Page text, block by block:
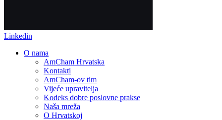
Linkedin
O nama
AmCham Hrvatska
Kontakti
AmCham-ov tim
Vijeće upravitelja
Kodeks dobre poslovne prakse
Naša mreža
O Hrvatskoj